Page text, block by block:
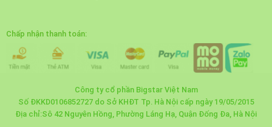
Chấp nhận thanh toán:
Công ty cổ phần Bigstar Việt Nam
Số ĐKKD0106852727 do Sở KHĐT Tp. Hà Nội cấp ngày 19/05/2015
Địa chỉ:Sô 42 Nguyên Hồng, Phường Láng Hạ, Quận Đống Đa, Hà Nội